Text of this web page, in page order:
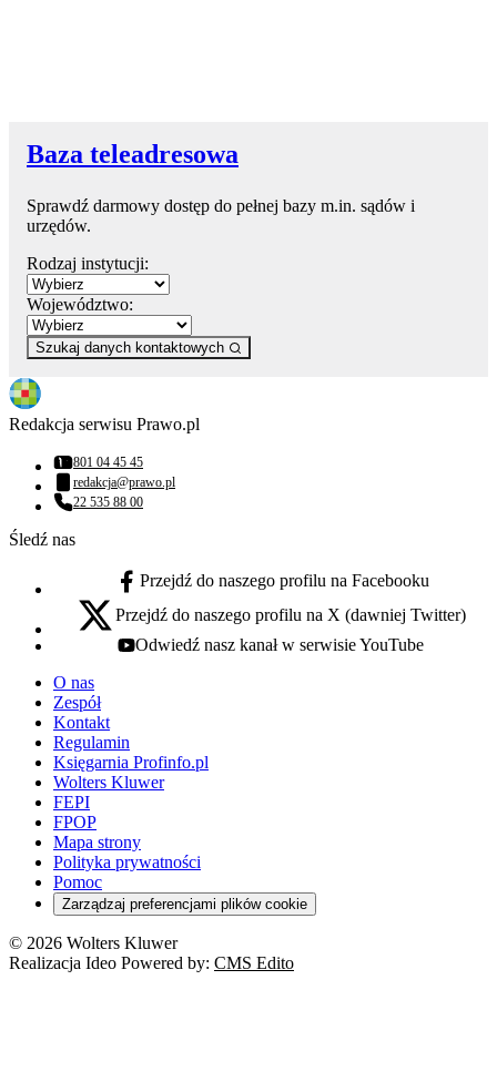
Baza teleadresowa
Sprawdź darmowy dostęp do pełnej bazy m.in. sądów i
urzędów.
Rodzaj instytucji:
Województwo:
Szukaj danych kontaktowych
Redakcja serwisu Prawo.pl
Numer telefonu:
801 04 45 45
Adres email:
redakcja@prawo.pl
Numer telefonu:
22 535 88 00
Śledź nas
facebook - otwiera się w nowej karcie
Przejdź do naszego profilu na Facebooku
x - otwiera się w nowej karcie
Przejdź do naszego profilu na X (dawniej Twitter)
youtube - otwiera się w nowej karcie
Odwiedź nasz kanał w serwisie YouTube
O nas
Zespół
Kontakt
Regulamin
Księgarnia Profinfo.pl
Wolters Kluwer
FEPI
FPOP
Mapa strony
Polityka prywatności
Pomoc
Zarządzaj preferencjami plików cookie
© 2026 Wolters Kluwer
Realizacja Ideo Powered by: CMS Edito